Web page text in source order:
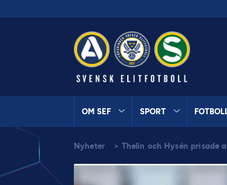
OM SEF SPORT
Nyheter > Thelin och Hysén prisade